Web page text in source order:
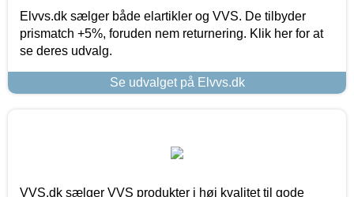
Elvvs.dk sælger både elartikler og VVS. De tilbyder
prismatch +5%, foruden nem returnering. Klik her for at
se deres udvalg.
Se udvalget på Elvvs.dk
VVS.dk sælger VVS produkter i høj kvalitet til gode